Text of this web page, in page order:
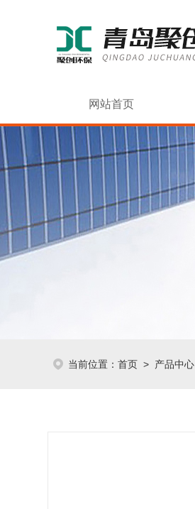
网站首页
当前位置： 首页 > 产品中心